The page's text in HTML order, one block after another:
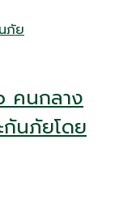
คนกลาง
นภัยโดย